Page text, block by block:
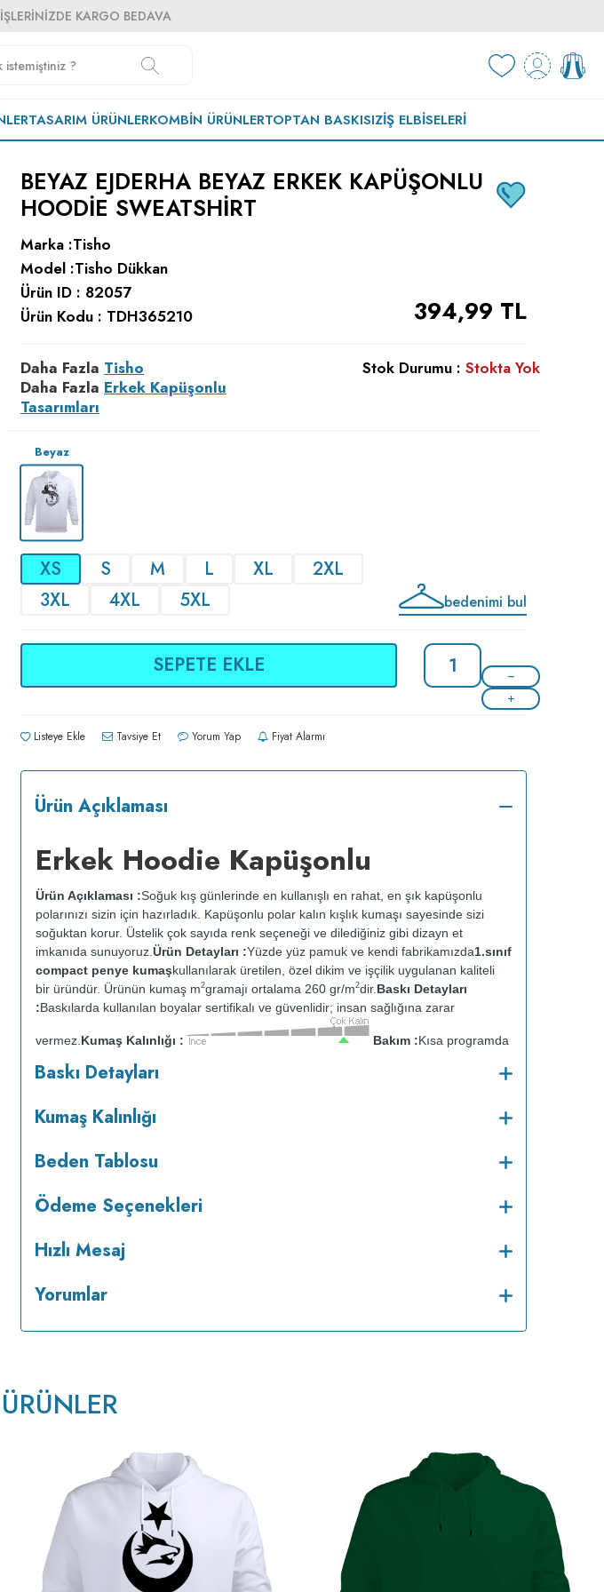
KARGO BEDAVA
TASARIM ÜRÜNLERKOMBIN ÜRÜNLERTOPTAN BASKISIZİŞ ELBISELERI
BEYAZ EJDERHA BEYAZ ERKEK KAPÜŞONLU
HOODIE SWEATSHIRT
Marka :Tisho
Model :Tisho Dükkan
Ürün ID : 82057
Ürün Kodu : TDH365210 394,99 TL
Daha Fazla Tisho
Daha Fazla Erkek Kapüşonlu
Tasarımları
Stok Durumu : Stokta Yok
Beyaz
XS S M L XL
2XL
3XL
4XL 5XL bedenimi bul
SEPETE EKLE
Listeye Ekle Tavsiye Et Yorum Yap Fiyat Alarmı
Ürün Açıklaması
Erkek Hoodie Kapüşonlu
Ürün Açıklaması :Soğuk kış günlerinde en kullanışlı en rahat, en şık kapüşonlu
polarınızı sizin için hazırladık. Kapüşonlu polar kalın kışlık kumaşı sayesinde sizi
soğuktan korur. Üstelik çok sayıda renk seçeneği ve dilediğiniz gibi dizayn et
imkanıda sunuyoruz. Ürün Detayları :Yüzde yüz pamuk ve kendi fabrikamızda1.sınıf
compact penye kumaşkullanılarak üretilen, özel dikim ve işçilik uygulanan kaliteli
bir üründür. Ürünün kumaş m2gramajı ortalama 260 gr/m2dir. Baskı Detayları
:Baskılarda kullanılan boyalar sertifikalı ve güvenlidir; insan sağlığına zarar
vermez. Kumaş Kalınlığı : Bakım :Kısa programda
makinesinde kurutulmaz.
Baskı Detayları
Kumaş Kalınlığı
Beden Tablosu
Ödeme Seçenekleri
Hızlı Mesaj
Yorumlar